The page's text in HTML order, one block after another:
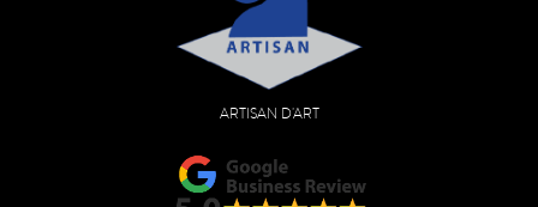
ARTISAN D'ART